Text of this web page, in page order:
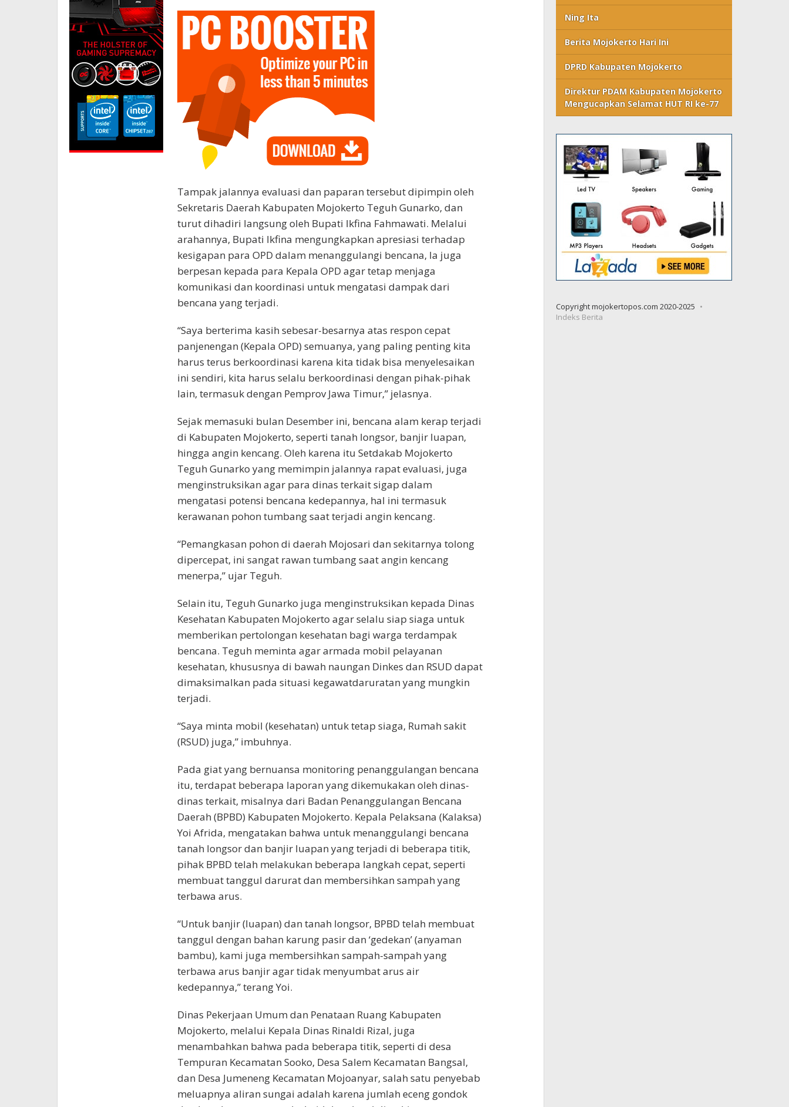
Tampak jalannya evaluasi dan paparan tersebut dipimpin oleh
Sekretaris Daerah Kabupaten Mojokerto Teguh Gunarko, dan
turut dihadiri langsung oleh Bupati Ikfina Fahmawati. Melalui
arahannya, Bupati Ikfina mengungkapkan apresiasi terhadap
kesigapan para OPD dalam menanggulangi bencana, Ia juga
berpesan kepada para Kepala OPD agar tetap menjaga
komunikasi dan koordinasi untuk mengatasi dampak dari
bencana yang terjadi.
“Saya berterima kasih sebesar-besarnya atas respon cepat
panjenengan (Kepala OPD) semuanya, yang paling penting kita
harus terus berkoordinasi karena kita tidak bisa menyelesaikan
ini sendiri, kita harus selalu berkoordinasi dengan pihak-pihak
lain, termasuk dengan Pemprov Jawa Timur,” jelasnya.
Sejak memasuki bulan Desember ini, bencana alam kerap terjadi
di Kabupaten Mojokerto, seperti tanah longsor, banjir luapan,
hingga angin kencang. Oleh karena itu Setdakab Mojokerto
Teguh Gunarko yang memimpin jalannya rapat evaluasi, juga
menginstruksikan agar para dinas terkait sigap dalam
mengatasi potensi bencana kedepannya, hal ini termasuk
kerawanan pohon tumbang saat terjadi angin kencang.
“Pemangkasan pohon di daerah Mojosari dan sekitarnya tolong
dipercepat, ini sangat rawan tumbang saat angin kencang
menerpa,” ujar Teguh.
Selain itu, Teguh Gunarko juga menginstruksikan kepada Dinas
Kesehatan Kabupaten Mojokerto agar selalu siap siaga untuk
memberikan pertolongan kesehatan bagi warga terdampak
bencana. Teguh meminta agar armada mobil pelayanan
kesehatan, khususnya di bawah naungan Dinkes dan RSUD dapat
dimaksimalkan pada situasi kegawatdaruratan yang mungkin
terjadi.
“Saya minta mobil (kesehatan) untuk tetap siaga, Rumah sakit
(RSUD) juga,” imbuhnya.
Pada giat yang bernuansa monitoring penanggulangan bencana
itu, terdapat beberapa laporan yang dikemukakan oleh dinas-
dinas terkait, misalnya dari Badan Penanggulangan Bencana
Daerah (BPBD) Kabupaten Mojokerto. Kepala Pelaksana (Kalaksa)
Yoi Afrida, mengatakan bahwa untuk menanggulangi bencana
tanah longsor dan banjir luapan yang terjadi di beberapa titik,
pihak BPBD telah melakukan beberapa langkah cepat, seperti
membuat tanggul darurat dan membersihkan sampah yang
terbawa arus.
“Untuk banjir (luapan) dan tanah longsor, BPBD telah membuat
tanggul dengan bahan karung pasir dan ‘gedekan’ (anyaman
bambu), kami juga membersihkan sampah-sampah yang
terbawa arus banjir agar tidak menyumbat arus air
kedepannya,” terang Yoi.
Dinas Pekerjaan Umum dan Penataan Ruang Kabupaten
Mojokerto, melalui Kepala Dinas Rinaldi Rizal, juga
menambahkan bahwa pada beberapa titik, seperti di desa
Tempuran Kecamatan Sooko, Desa Salem Kecamatan Bangsal,
dan Desa Jumeneng Kecamatan Mojoanyar, salah satu penyebab
meluapnya aliran sungai adalah karena jumlah eceng gondok
Ning Ita
Berita Mojokerto Hari Ini
DPRD Kabupaten Mojokerto
Direktur PDAM Kabupaten Mojokerto
Mengucapkan Selamat HUT RI ke-77
Copyright mojokertopos.com 2020-2025
Indeks Berita